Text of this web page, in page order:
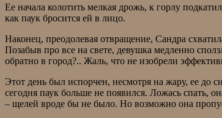
Ее начала колотить мелкая дрожь, к горлу
как паук бросится ей в лицо.
Наконец, преодолевая отвращение, Сандра
Позабыв про все на свете, девушка медленно
обратно в город?.. Жаль, что не изобрели
Этот день был испорчен, несмотря на жару, ее до
сегодня паук больше не появился. Ложась спать,
– щелей вроде бы не было. Но возможно она